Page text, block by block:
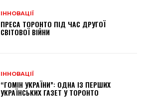
ІННОВАЦІЇ
ПРЕСА ТОРОНТО ПІД ЧАС ДРУГОЇ
СВІТОВОЇ ВІЙНИ
ІННОВАЦІЇ
“ГОМІН УКРАЇНИ”: ОДНА ІЗ ПЕРШИХ
УКРАЇНСЬКИХ ГАЗЕТ У ТОРОНТО